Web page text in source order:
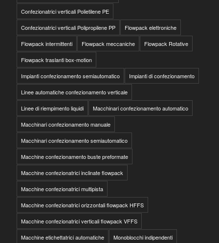
Confezionatrici verticali Polietilene PE
Confezionatrici verticali Polipropilene PP Flowpack elettroniche
Flowpack intermittenti Flowpack meccaniche Flowpack Rotative
Flowpack traslanti box-motion
Impianti confezionamento semiautomatico Impianti di confezionamento
Linee automatiche confezionamento verticale
Linee di riempimento liquidi Macchinari confezionamento automatico
Macchinari confezionamento manuale
Macchinari confezionamento semiautomatico
Macchine confezionamento buste preformate
Macchine confezionatrici inclinate flowpack
Macchine confezionatrici multipista
Macchine confezionatrici orizzontali flowpack HFFS
Macchine confezionatrici verticali flowpack VFFS
Macchine etichettatrici automatiche Monoblocchi indipendenti